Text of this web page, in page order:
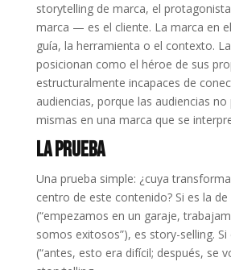
storytelling de marca, el
marca — es el cliente. La marca en
guía, la herramienta o el contexto.
posicionan como el héroe de sus
estructuralmente incapaces de
audiencias, porque las audiencias
mismas en una marca que se
La Prueba
Una prueba simple: ¿cuya
centro de este contenido? Si es la
(“empezamos en un garaje,
somos exitosos”), es story-selling. Si
(“antes, esto era difícil; después, se